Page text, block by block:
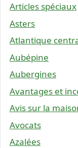
Articles spéciaux
Asters
Atlantique
Aubépine
Aubergines
Avantages et
Avis sur la
Avocats
Azalées